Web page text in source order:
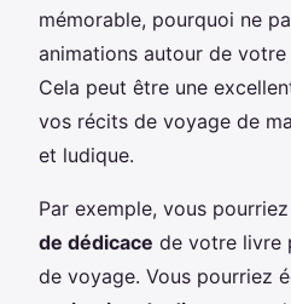
mémorable, pourquoi ne
animations autour de
Cela peut être une
vos récits de voyage de
et ludique.
Par exemple, vous
de dédicace de votre livre
de voyage. Vous pourriez